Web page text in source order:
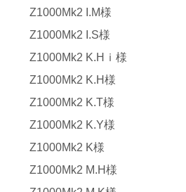
Z1000Mk2 I.M様
Z1000Mk2 I.S様
Z1000Mk2 K.Hｉ様
Z1000Mk2 K.H様
Z1000Mk2 K.T様
Z1000Mk2 K.Y様
Z1000Mk2 K様
Z1000Mk2 M.H様